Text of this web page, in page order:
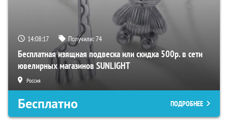
14:08:17 Получили:74
Бесплатная изящная подвеска или скидка 500р. в сети
ювелирных магазинов SUNLIGHT
Россия
Бесплатно ПОДРОБНЕЕ